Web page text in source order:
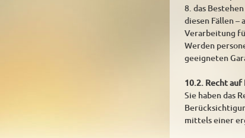
8. das
diesen Fällen
Verarbeitung
Werden
geeigneten
10.2. Recht
Sie haben das
mittels einer